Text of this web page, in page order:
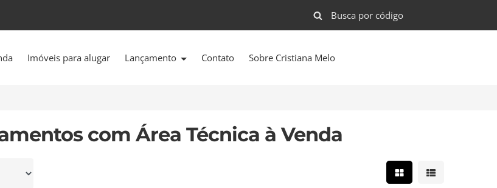
Imóveis para alugar Lançamento Contato Sobre Cristiana Melo
com Área Técnica à Venda
Mostrar resultados
Mostrar